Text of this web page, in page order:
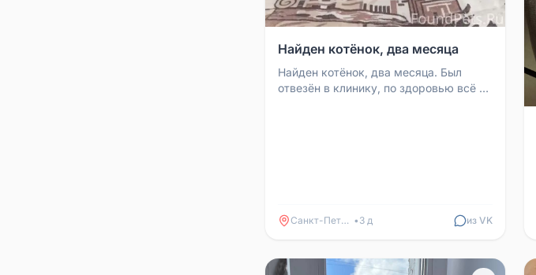
Найден котёнок, два месяца
Найден котёнок, два месяца. Был
отвезён в клинику, по здоровью всё в
Санкт-Петербург • 3 д из VK